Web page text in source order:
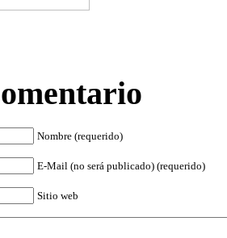
Nombre (requerido)
E-Mail (no será publicado) (requerido)
Sitio web